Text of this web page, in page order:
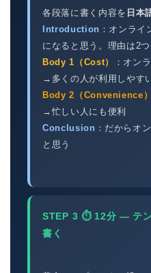
各段落に書く内容を 日本
Introduction ：オンライ
になると思う。理由は2つ
Body 1（Cost）
：オン
→多くの人が利用しやす
Body 2（Convenience）
→忙しい人にも便利
Conclusion ：だからオ
と思う
STEP 3 ⏱ 12分 — テン
書く